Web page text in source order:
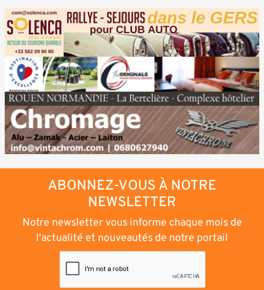
ABONNEZ-VOUS À NOTRE
NEWSLETTER
Notre newsletter vous informe chaque mois de
l'actualité et nouveautés de notre portail